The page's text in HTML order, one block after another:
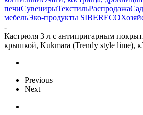
печиСувенирыТекстильРаспродажа
мебельЭко-продукты SIBERECO
-
Кастрюля 3 л с антипригарным
крышкой, Kukmara (Trendy style lime),
Previous
Next